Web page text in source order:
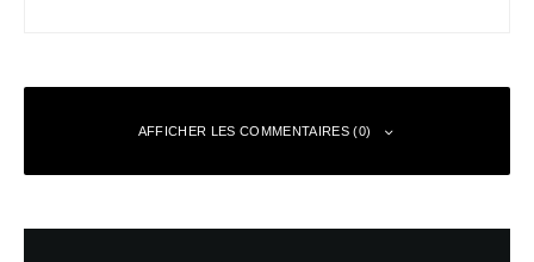
AFFICHER LES COMMENTAIRES (0)